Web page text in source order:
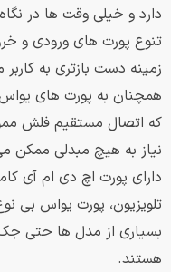
دارد و خیلی وقت ها در
تنوع پورت های ورودی و
زمینه دست بازتری به
همچنان به پورت های
که اتصال مستقیم فلش
نیاز به هیچ مبدلی ممکن
دارای پورت اچ دی ام آی
تلویزیون، پورت یواس بی
بسیاری از مدل ها حتی
هستند.